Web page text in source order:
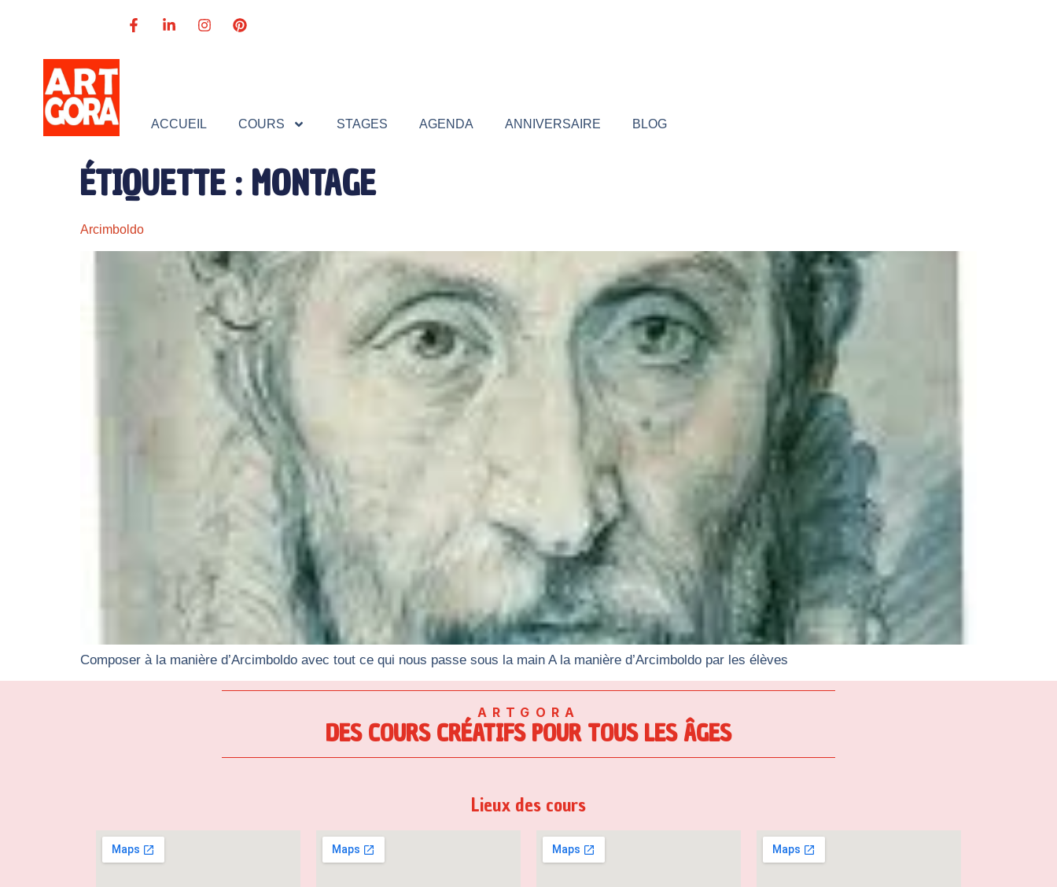
ACCUEIL COURS STAGES AGENDA ANNIVERSAIRE BLOG
ÉTIQUETTE : MONTAGE
Arcimboldo
Composer à la manière d’Arcimboldo avec tout ce qui nous passe sous la main A la manière d’Arcimboldo par les élèves
ARTGORA
DES COURS CRÉATIFS POUR TOUS LES ÂGES
Lieux des cours